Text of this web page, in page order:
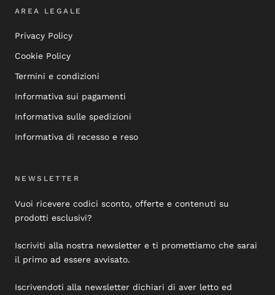
AREA LEGALE
Privacy Policy
Cookie Policy
Termini e condizioni
Informativa sui pagamenti
Informativa sulle spedizioni
Informativa di recesso e reso
NEWSLETTER
Vuoi ricevere codici sconto, offerte e contenuti su
prodotti esclusivi?
Iscriviti alla nostra newsletter e ti promettiamo che sarai
il primo ad essere avvisato.
Iscrivendoti alla newsletter dichiari di aver letto ed